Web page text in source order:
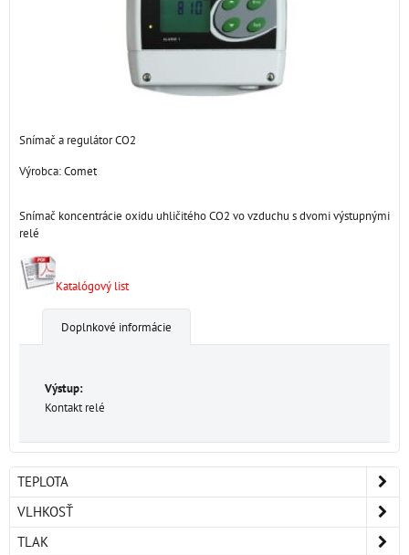
Snímač a regulátor CO2
Výrobca:Comet
Snímač koncentrácie oxidu uhličitého CO2 vo vzduchu s dvomi výstupnými
relé
Katalógový list
Doplnkové informácie
Výstup:
Kontakt relé
TEPLOTA
VLHKOSŤ
TLAK